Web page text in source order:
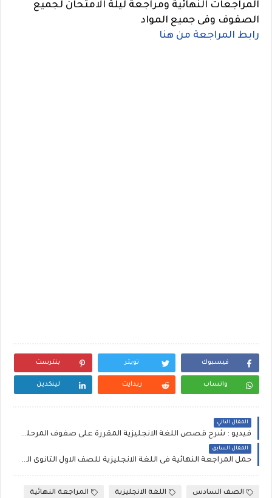
المراجعات النهائية ومراجعة ليلة الامتحان لجميع
الصفوف وفى جميع المواد
رابط المراجعة من هنا
فيسبوك تويتر بنترست
واتساب ريدايت لينكدين
المقال التالي
فيديو : شرح قصص اللغة الانجليزية المقررة على صفوف المرحلة الاعدادية والثانوية كاملا
المقال السابق
حمل المراجعة النهائية فى اللغة الانجليزية للصف الاول الثانوى الترم الاول 2018 لمستر جواد
الصف السادس اللغة الانجليزية
المراجعة النهائية